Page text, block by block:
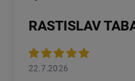
RASTISLAV
22.7.2026